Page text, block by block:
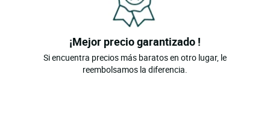
¡Mejor precio garantizado !
Si encuentra precios más baratos en otro lugar, le
reembolsamos la diferencia.